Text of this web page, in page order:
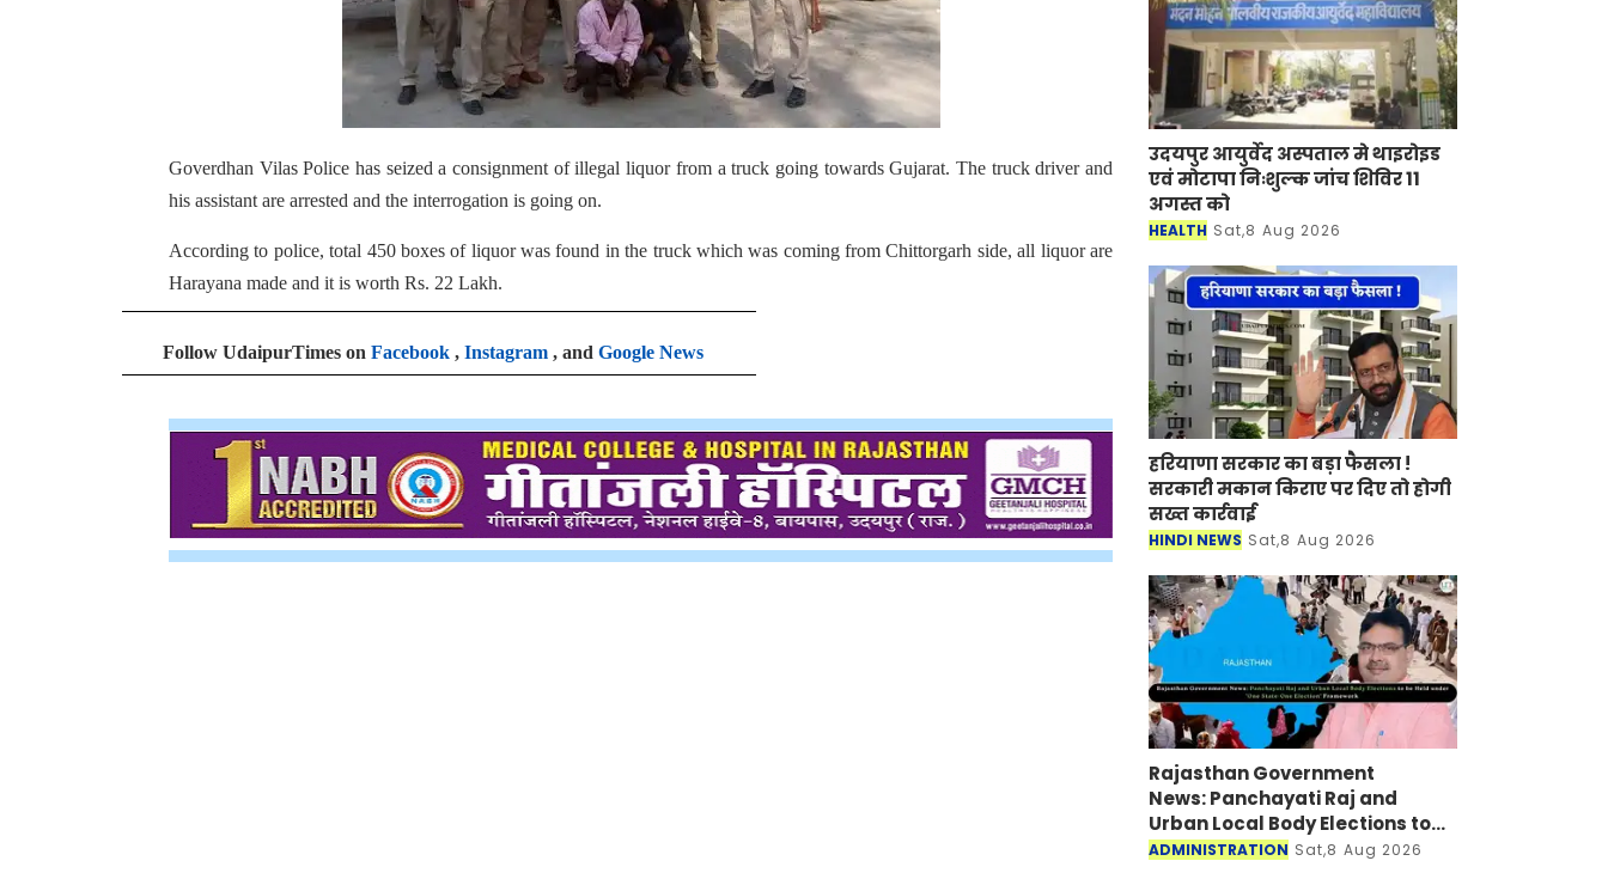
Goverdhan Vilas Police has seized a consignment of illegal liquor from a truck going towards Gujarat. The truck driver and
his assistant are arrested and the interrogation is going on.
According to police, total 450 boxes of liquor was found in the truck which was coming from Chittorgarh side, all liquor are
Harayana made and it is worth Rs. 22 Lakh.
Follow UdaipurTimes on Facebook , Instagram , and Google News
उदयपुर आयुर्वेद अस्पताल मे थाइरोइड
एवं मोटापा निःशुल्क जांच शिविर 11
अगस्त को
HEALTH Sat,8 Aug 2026
हरियाणा सरकार का बड़ा फैसला !
सरकारी मकान किराए पर दिए तो होगी
सख्त कार्रवाई
HINDI NEWS Sat,8 Aug 2026
Rajasthan Government
News: Panchayati Raj and
Urban Local Body Elections to
be Held under 'One State-One
ADMINISTRATION Sat,8 Aug 2026